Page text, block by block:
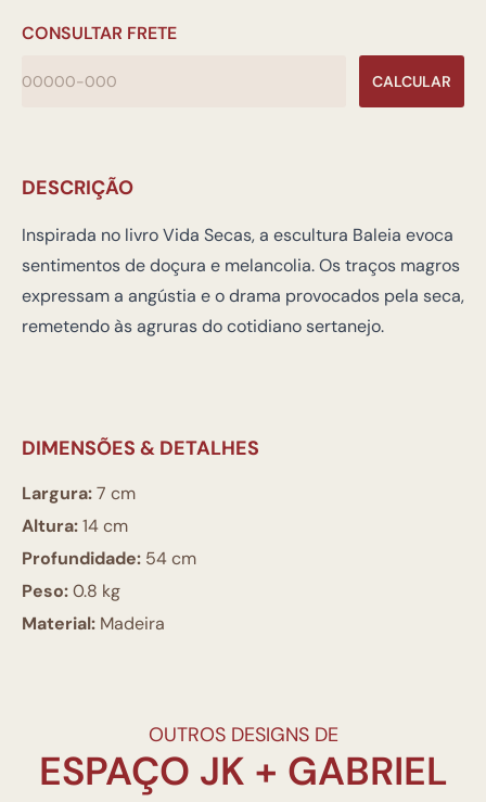
CONSULTAR FRETE
CALCULAR
DESCRIÇÃO
Inspirada no livro Vida Secas, a escultura Baleia evoca
sentimentos de doçura e melancolia. Os traços magros
expressam a angústia e o drama provocados pela seca,
remetendo às agruras do cotidiano sertanejo.
DIMENSÕES & DETALHES
Largura:7 cm
Altura:14 cm
Profundidade: 54 cm
Peso:0.8 kg
Material: Madeira
OUTROS DESIGNS DE